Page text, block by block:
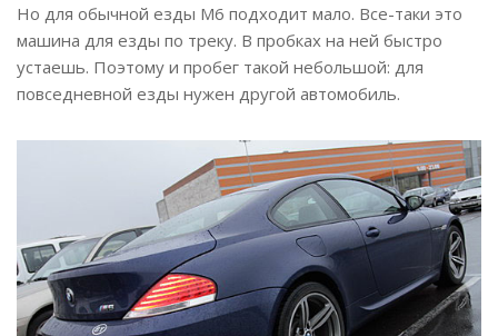
Но для обычной езды M6 подходит мало. Все-таки это
машина для езды по треку. В пробках на ней быстро
устаешь. Поэтому и пробег такой небольшой: для
повседневной езды нужен другой автомобиль.